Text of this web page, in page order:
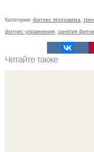
Категории: фитнес программа
фитнес упражнения занятия
Читайте также